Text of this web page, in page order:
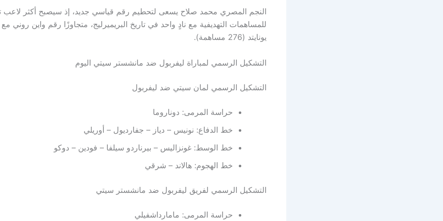
النجم المصري محمد صلاح يسعى لتحطيم رقم قياسي جديد، إذ سيصبح أكثر لاعب
للمساهمات التهديفية مع نادٍ واحد في تاريخ البريميرليج، متجاوزًا رقم واين روني
يونايتد (276 مساهمة).
التشكيل الرسمي لمباراة ليفربول ضد مانشستر سيتي اليوم
التشكيل الرسمي لمان سيتي ضد ليفربول
حراسة المرمى: دوناروما
خط الدفاع: نونيس – دياز – جفارديول – أوريلي
خط الوسط: غونزاليس – بيرناردو سيلفا – فودين – دوكو
خط الهجوم: هالاند – شرقي
التشكيل الرسمي لفريق ليفربول ضد مانشستر سيتي
حراسة المرمى: مامارداشفيلي